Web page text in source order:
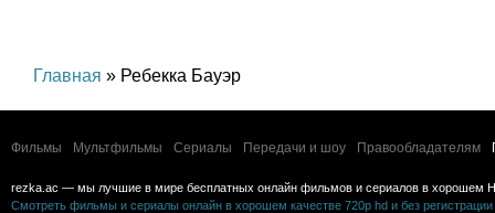
Главная » Ребекка Бауэр
Фильмы Мультфильмы Сериалы Передачи и шоу Правообладателям
rezka.ac — мы лучшие в мире бесплатных онлайн фильмов и сериалов в хорошем
Смотреть фильмы и сериалы онлайн в хорошем качестве 720p hd и без